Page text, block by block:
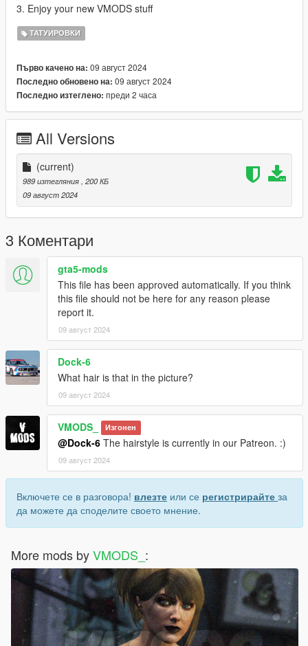
3. Enjoy your new VMODS stuff
ТАТУИРОВКИ
Първо качено на: 09 август 2024
Последно обновено на: 09 август 2024
Последно изтеглено: преди 2 часа
All Versions
(current)
989 изтегляния , 200 КБ
09 август 2024
3 Коментари
gta5-mods
This file has been approved automatically. If you think
this file should not be here for any reason please
report it.
09 август 2024
Dock-6
What hair is that in the picture?
09 август 2024
VMODS_ Изгонен
@Dock-6 The hairstyle is currently in our Patreon. :)
09 август 2024
Включете се в разговора! влезте или се регистрирайте за
да можете да споделите своето мнение.
More mods byVMODS_ :